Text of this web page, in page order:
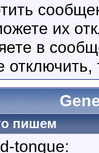
их
в
отключить,
пишем
tongue: